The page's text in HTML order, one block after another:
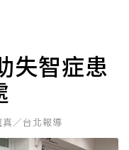
失智症患
／台北報導